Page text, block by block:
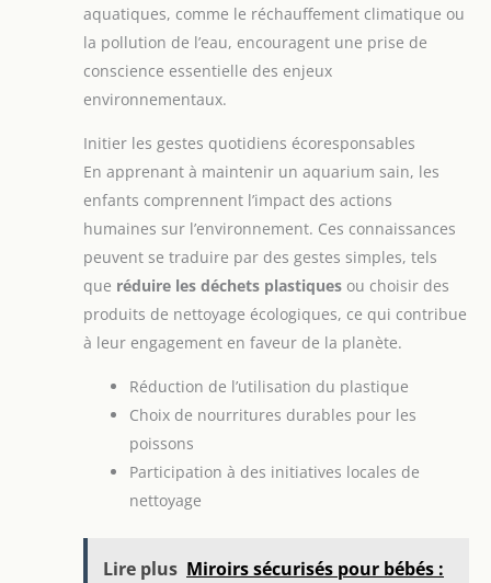
aquatiques, comme le réchauffement climatique ou
la pollution de l’eau, encouragent une prise de
conscience essentielle des enjeux
environnementaux.
Initier les gestes quotidiens écoresponsables
En apprenant à maintenir un aquarium sain, les
enfants comprennent l’impact des actions
humaines sur l’environnement. Ces connaissances
peuvent se traduire par des gestes simples, tels
que réduire les déchets plastiques ou choisir des
produits de nettoyage écologiques, ce qui contribue
à leur engagement en faveur de la planète.
Réduction de l’utilisation du plastique
Choix de nourritures durables pour les
poissons
Participation à des initiatives locales de
nettoyage
Lire plus Miroirs sécurisés pour bébés :